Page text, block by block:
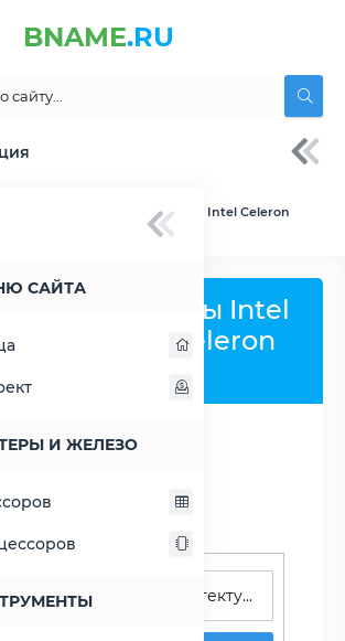
BNAME.RU
САЙТА
И ЖЕЛЕЗО
» Сравнение Intel Atom N570 vs Intel Celeron
процессоры Intel
и Intel Celeron